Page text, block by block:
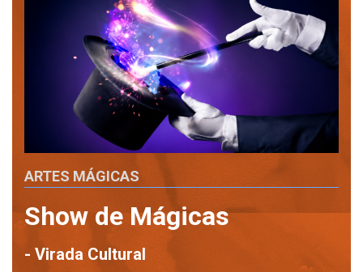
ARTES MÁGICAS
Show de Mágicas
- Virada Cultural